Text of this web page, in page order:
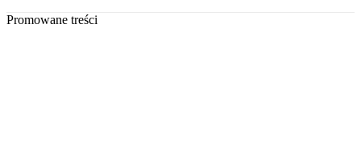
Promowane treści